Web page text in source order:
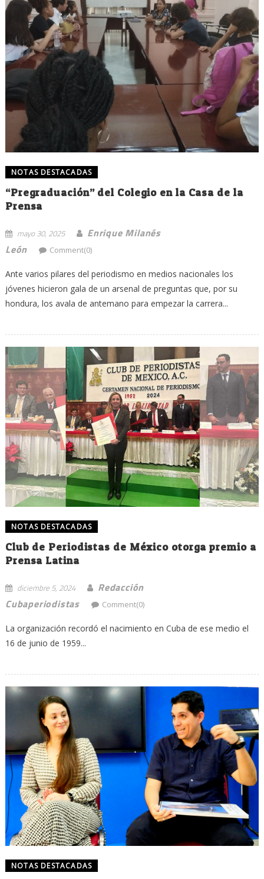
NOTAS DESTACADAS
“Pregraduación” del Colegio en la Casa de la
Prensa
mayo 30, 2025
Enrique Milanés
León
Comment(0)
Ante varios pilares del periodismo en medios nacionales los
jóvenes hicieron gala de un arsenal de preguntas que, por su
hondura, los avala de antemano para empezar la carrera...
NOTAS DESTACADAS
Club de Periodistas de México otorga premio a
Prensa Latina
diciembre 5, 2024
Redacción
Cubaperiodistas
Comment(0)
La organización recordó el nacimiento en Cuba de ese medio el
16 de junio de 1959...
NOTAS DESTACADAS